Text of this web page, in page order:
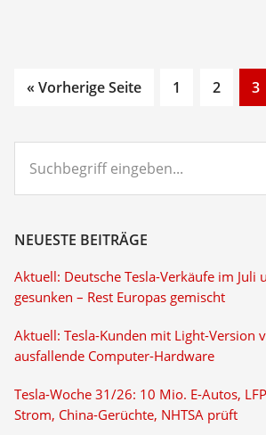
« Vorherige Seite
Go
1
Go
2
Go
to
3
eingeben...
NEUESTE BEITRÄGE
Aktuell: Deutsche Tesla-Verkäufe im Juli
gesunken – Rest Europas gemischt
Aktuell: Tesla-Kunden mit Light-Version
ausfallende Computer-Hardware
Tesla-Woche 31/26: 10 Mio. E-Autos,
Strom, China-Gerüchte, NHTSA prüft